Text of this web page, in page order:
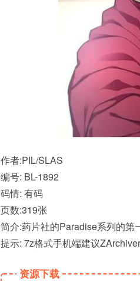
作者:PIL/SLAS
编号: BL-1892
码情: 有码
页数:319张
简介:药片社的Paradise系列的第
提示: 7z格式手机端建议
资源下载